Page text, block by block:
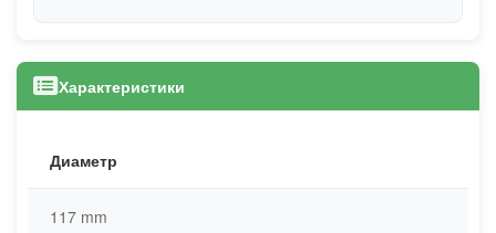
Характеристики
Диаметр
117 mm